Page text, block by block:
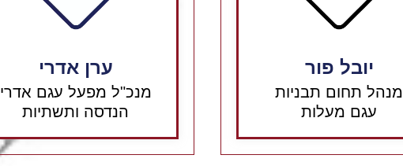
יובל פור
מנהל תחום תבניות
עגם מעלות
ערן אדרי
מנכ"ל מפעל עגם אדרי
הנדסה ותשתיות